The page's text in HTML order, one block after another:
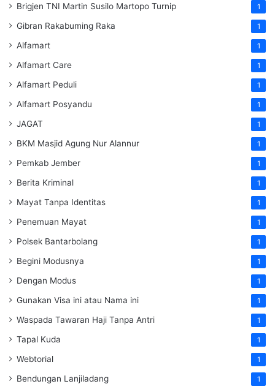
Brigjen TNI Martin Susilo Martopo Turnip 1
Gibran Rakabuming Raka 1
Alfamart 1
Alfamart Care 1
Alfamart Peduli 1
Alfamart Posyandu 1
JAGAT 1
BKM Masjid Agung Nur Alannur 1
Pemkab Jember 1
Berita Kriminal 1
Mayat Tanpa Identitas 1
Penemuan Mayat 1
Polsek Bantarbolang 1
Begini Modusnya 1
Dengan Modus 1
Gunakan Visa ini atau Nama ini 1
Waspada Tawaran Haji Tanpa Antri 1
Tapal Kuda 1
Webtorial 1
Bendungan Lanjiladang 1